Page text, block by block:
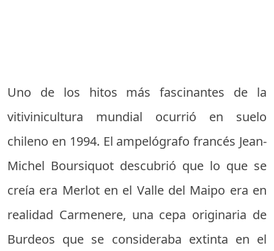
Uno de los hitos más fascinantes de la
vitivinicultura mundial ocurrió en suelo
chileno en 1994. El ampelógrafo francés Jean-
Michel Boursiquot descubrió que lo que se
creía era Merlot en el Valle del Maipo era en
realidad Carmenere, una cepa originaria de
Burdeos que se consideraba extinta en el